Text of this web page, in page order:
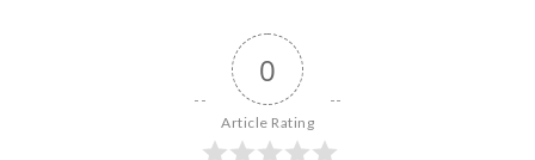
0
Article Rating